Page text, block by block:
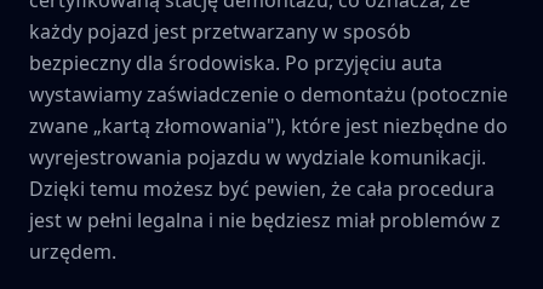
każdy pojazd jest przetwarzany w sposób
bezpieczny dla środowiska. Po przyjęciu auta
wystawiamy zaświadczenie o demontażu (potocznie
zwane „kartą złomowania"), które jest niezbędne do
wyrejestrowania pojazdu w wydziale komunikacji.
Dzięki temu możesz być pewien, że cała procedura
jest w pełni legalna i nie będziesz miał problemów z
urzędem.